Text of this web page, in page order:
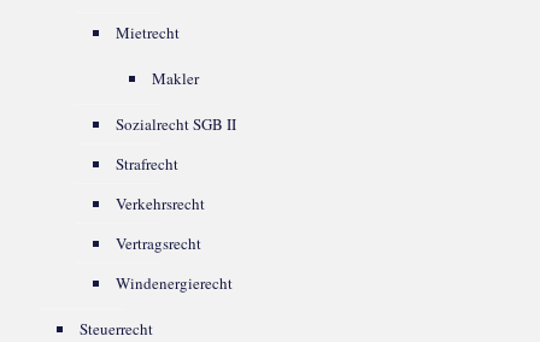
Mietrecht
Makler
Sozialrecht SGB II
Strafrecht
Verkehrsrecht
Vertragsrecht
Windenergierecht
Steuerrecht